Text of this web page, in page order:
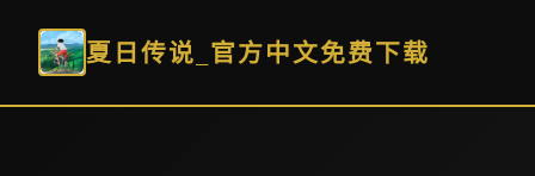
夏日传说_官方中文免费下载